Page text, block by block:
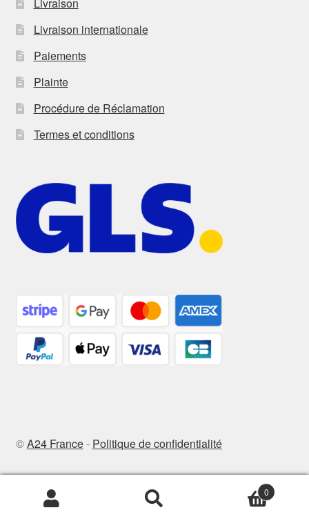
Livraison internationale
Paiements
Plainte
Procédure de Réclamation
Termes et conditions
©A24 France- Politique de confidentialité
Recherche
Recherche
0